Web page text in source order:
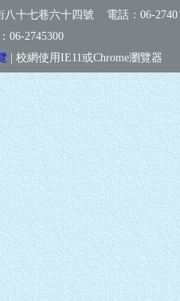
八十七巷六十四號 電話：06-
06-2745300
| 校網使用IE11或Chrome瀏覽器